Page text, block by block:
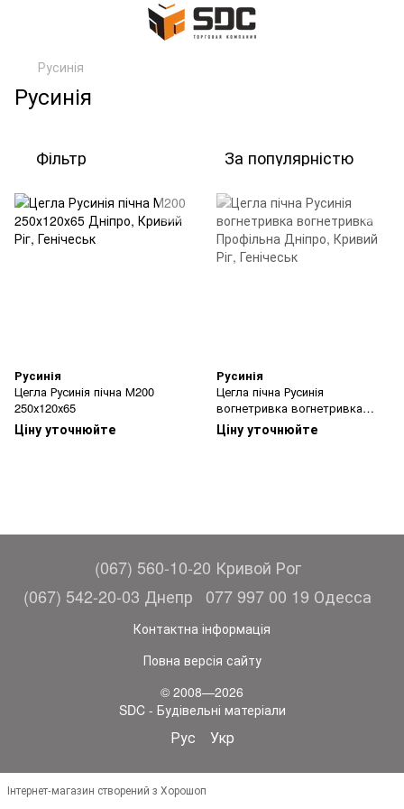
Русинія
Русинія
Фільтр За популярністю
Русинія
Цегла Русинія пічна М200
250х120х65
Ціну уточнюйте
Русинія
Цегла пічна Русинія
вогнетривка вогнетривка
Профільна
Ціну уточнюйте
(067) 560-10-20 Кривой Рог
(067) 542-20-03 Днепр
077 997 00 19 Одесса
Контактна інформація
Повна версія сайту
© 2008—2026
SDC - Будівельні матеріали
Рус Укр
Інтернет-магазин створений з Хорошоп